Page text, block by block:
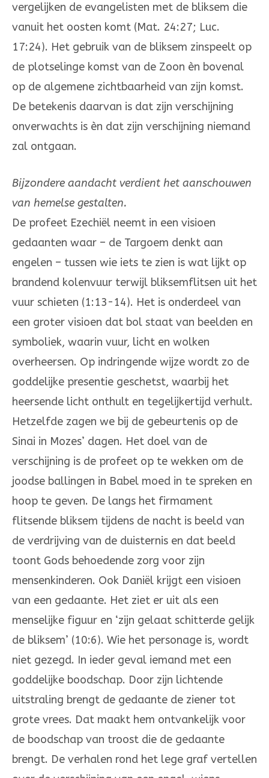
vergelijken de evange­listen met de bliksem die
vanuit het oosten komt (Mat. 24:27; Luc.
17:24). Het gebruik van de bliksem zinspeelt op
de plotselinge komst van de Zoon èn bovenal
op de algemene zichtbaarheid van zijn komst.
De betekenis daarvan is dat zijn verschijning
onverwachts is èn dat zijn verschij­ning niemand
zal ontgaan.
Bijzondere aandacht verdient het aanschou­wen
van hemelse gestalten.
De profeet Ezechiël neemt in een visioen
gedaanten waar – de Targoem denkt aan
engelen – tussen wie iets te zien is wat lijkt op
brandend kolenvuur terwijl bliksemflitsen uit het
vuur schieten (1:13-14). Het is onderdeel van
een groter visioen dat bol staat van beelden en
symboliek, waarin vuur, licht en wolken
overheersen. Op indringende wijze wordt zo de
goddelijke presentie geschetst, waarbij het
heersende licht onthult en tegelijker­tijd verhult.
Hetzelfde zagen we bij de gebeurte­nis op de
Sinai in Mozes’ dagen. Het doel van de
verschijning is de profeet op te wekken om de
joodse ballingen in Babel moed in te spreken en
hoop te geven. De langs het firmament
flitsende bliksem tijdens de nacht is beeld van
de verdrij­ving van de duisternis en dat beeld
toont Gods behoedende zorg voor zijn
mensenkinderen. Ook Daniël krijgt een visioen
van een gedaante. Het ziet er uit als een
menselijke figuur en ‘zijn gelaat schitterde gelijk
de bliksem’ (10:6). Wie het personage is, wordt
niet gezegd. In ieder geval iemand met een
goddelijke boodschap. Door zijn lichtende
uitstraling brengt de gedaante de ziener tot
grote vrees. Dat maakt hem ontvankelijk voor
de boodschap van troost die de gedaante
brengt. De verhalen rond het lege graf vertellen